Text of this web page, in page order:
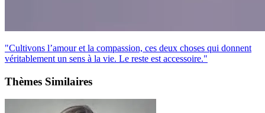
"Cultivons l’amour et la compassion, ces deux choses qui donnent
véritablement un sens à la vie. Le reste est accessoire."
Thèmes Similaires